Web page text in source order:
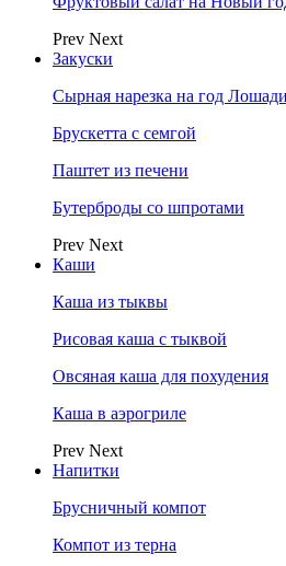
Prev Next
Закуски
Сырная нарезка на год Лошади
Брускетта с семгой
Паштет из печени
Бутерброды со шпротами
Prev Next
Каши
Каша из тыквы
Рисовая каша с тыквой
Овсяная каша для похудения
Каша в аэрогриле
Prev Next
Напитки
Брусничный компот
Компот из терна